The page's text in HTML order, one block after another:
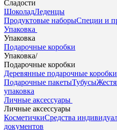
Сладости
ШоколадЛеденцы
Продуктовые наборыСпеции и
Упаковка
Упаковка
Подарочные коробки
Упаковка/
Подарочные коробки
Деревянные подарочные коробки
Подарочные пакетыТубусы
упаковка
Личные аксессуары
Личные аксессуары
КосметичкиСредства
документов